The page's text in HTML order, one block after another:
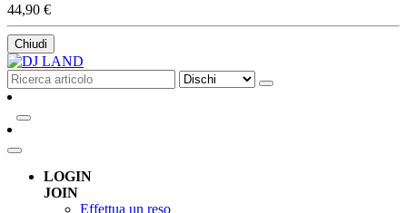
44,90 €
Chiudi
LOGIN
JOIN
Effettua un reso